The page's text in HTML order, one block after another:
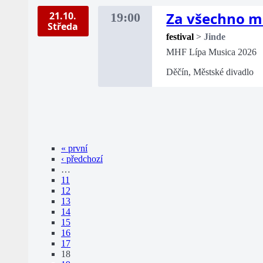
21.10.
Středa
19:00 Za všechno
festival >Jinde
MHF Lípa Musica 2026
Děčín, Městské divadlo
« první
‹ předchozí
…
11
12
13
14
15
16
17
18